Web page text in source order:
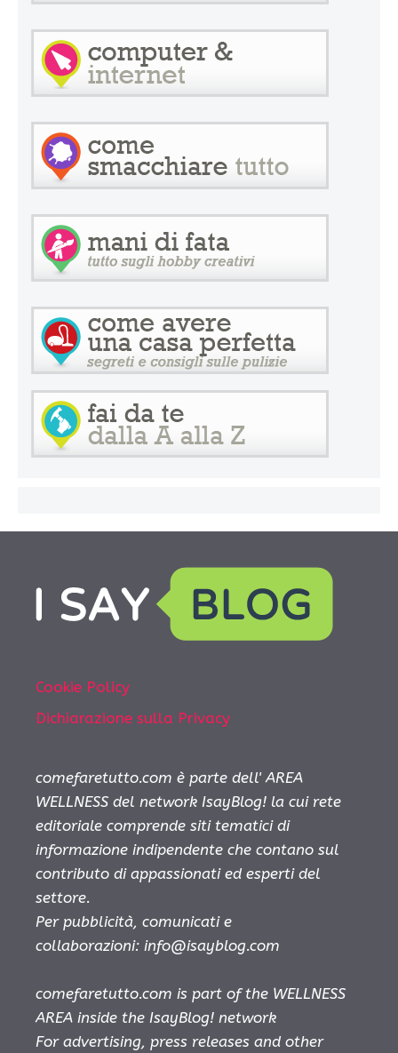
Cookie Policy
Dichiarazione sulla Privacy
comefaretutto.com è parte dell' AREA
WELLNESS del network IsayBlog! la cui rete
editoriale comprende siti tematici di
informazione indipendente che contano sul
contributo di appassionati ed esperti del
settore.
Per pubblicità, comunicati e
collaborazioni: info@isayblog.com
comefaretutto.com is part of the WELLNESS
AREA inside the IsayBlog! network
For advertising, press releases and other